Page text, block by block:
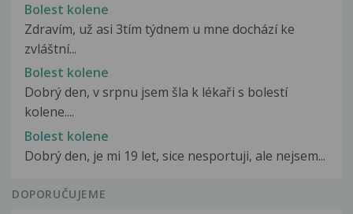
Bolest kolene
Zdravím, už asi 3tím týdnem u mne dochází ke
zvláštní...
Bolest kolene
Dobrý den, v srpnu jsem šla k lékaři s bolestí
kolene....
Bolest kolene
Dobrý den, je mi 19 let, sice nesportuji, ale nejsem...
DOPORUČUJEME